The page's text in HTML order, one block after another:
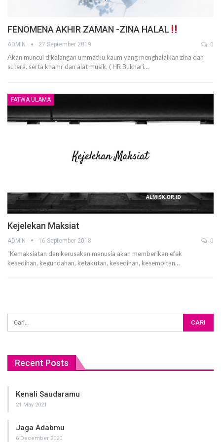
FENOMENA AKHIR ZAMAN -ZINA HALAL
ADMIN 27 September 2019 0
Akan muncul dikalangan ummatku kaum yang menghalalkan zina dan
sutera, serta khamr dan alat musik. ( HR Bukhari…
FATWA ULAMA
Kejelekan Maksiat
ADMIN 16 September 2018 0
“Kemaksiatan dan kerusakan manusia akan memberikan efek
kesedihan, kegundahan, ketakutan, kesedihan, kesempitan…
Recent Posts
Kenali Saudaramu
21 May 2021
Jaga Adabmu
6 December 2020